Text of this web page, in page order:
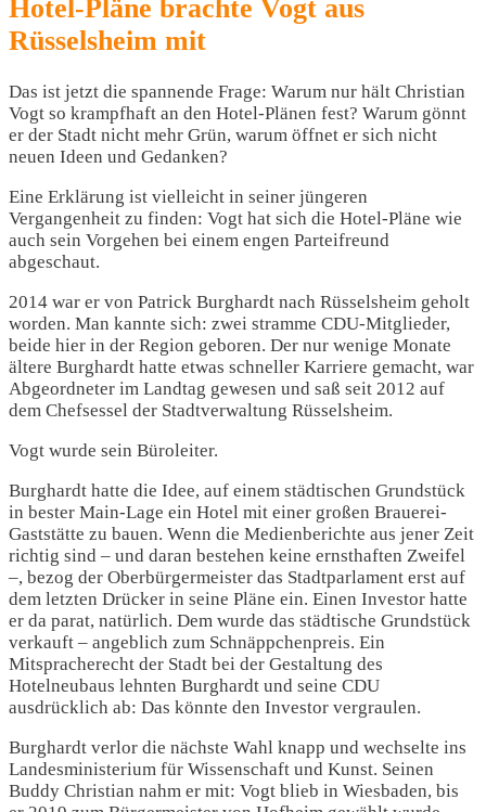
Hotel-Pläne brachte Vogt aus
Rüsselsheim mit
Das ist jetzt die spannende Frage: Warum nur hält Christian
Vogt so krampfhaft an den Hotel-Plänen fest? Warum gönnt
er der Stadt nicht mehr Grün, warum öffnet er sich nicht
neuen Ideen und Gedanken?
Eine Erklärung ist vielleicht in seiner jüngeren
Vergangenheit zu finden: Vogt hat sich die Hotel-Pläne wie
auch sein Vorgehen bei einem engen Parteifreund
abgeschaut.
2014 war er von Patrick Burghardt nach Rüsselsheim geholt
worden. Man kannte sich: zwei stramme CDU-Mitglieder,
beide hier in der Region geboren. Der nur wenige Monate
ältere Burghardt hatte etwas schneller Karriere gemacht, war
Abgeordneter im Landtag gewesen und saß seit 2012 auf
dem Chefsessel der Stadtverwaltung Rüsselsheim.
Vogt wurde sein Büroleiter.
Burghardt hatte die Idee, auf einem städtischen Grundstück
in bester Main-Lage ein Hotel mit einer großen Brauerei-
Gaststätte zu bauen. Wenn die Medienberichte aus jener Zeit
richtig sind – und daran bestehen keine ernsthaften Zweifel
–, bezog der Oberbürgermeister das Stadtparlament erst auf
dem letzten Drücker in seine Pläne ein. Einen Investor hatte
er da parat, natürlich. Dem wurde das städtische Grundstück
verkauft – angeblich zum Schnäppchenpreis. Ein
Mitspracherecht der Stadt bei der Gestaltung des
Hotelneubaus lehnten Burghardt und seine CDU
ausdrücklich ab: Das könnte den Investor vergraulen.
Burghardt verlor die nächste Wahl knapp und wechselte ins
Landesministerium für Wissenschaft und Kunst. Seinen
Buddy Christian nahm er mit: Vogt blieb in Wiesbaden, bis